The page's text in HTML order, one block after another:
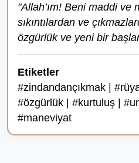
"Allah’ım! Beni maddi ve
sıkıntılardan ve
özgürlük ve yeni bir
Etiketler
#zindandançıkmak |
#özgürlük | #kurtuluş |
#maneviyat